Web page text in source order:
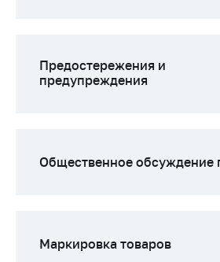
проектов
ведения бизнеса
COVID-19 для
субъектов торговли,
Предостережения и
предупреждения
Общественное обсуждение
Маркировка товаров